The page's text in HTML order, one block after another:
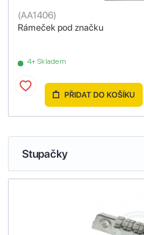
Rámeček pod značku
(AA1406)
4+ Skladem
PŘIDAT DO KOŠÍKU
Stupačky